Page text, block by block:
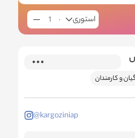
استوری
و کارمندان
@kargoziniap